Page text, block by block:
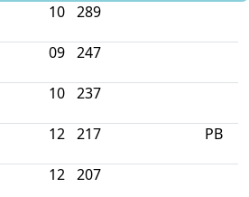
10 289
09 247
10 237
12 217 PB
12 207